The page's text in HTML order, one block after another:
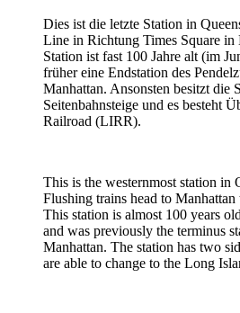
Dies ist die letzte Station in
Line in Richtung Times Square in
Station ist fast 100 Jahre alt (im
früher eine Endstation des
Manhattan. Ansonsten besitzt die
Seitenbahnsteige und es besteht
Railroad (LIRR).
This is the westernmost station in
Flushing trains head to Manhattan
This station is almost 100 years
and was previously the terminus
Manhattan. The station has two
are able to change to the Long